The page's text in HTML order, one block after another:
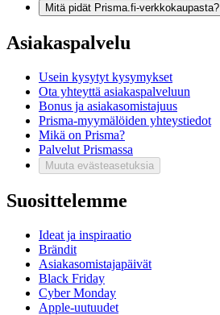
Mitä pidät Prisma.fi-verkkokaupasta?
Asiakaspalvelu
Usein kysytyt kysymykset
Ota yhteyttä asiakaspalveluun
Bonus ja asiakasomistajuus
Prisma-myymälöiden yhteystiedot
Mikä on Prisma?
Palvelut Prismassa
Muuta evästeasetuksia
Suosittelemme
Ideat ja inspiraatio
Brändit
Asiakasomistajapäivät
Black Friday
Cyber Monday
Apple-uutuudet